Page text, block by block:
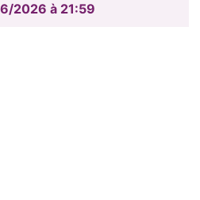
2026 à 21:59